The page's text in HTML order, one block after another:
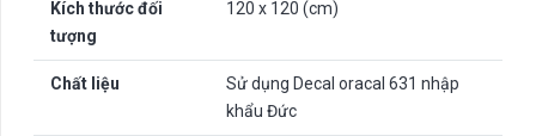
Kích thước đối
tượng
120 x 120 (cm)
Chất liệu
Sử dụng Decal oracal 631 nhập
khẩu Đức